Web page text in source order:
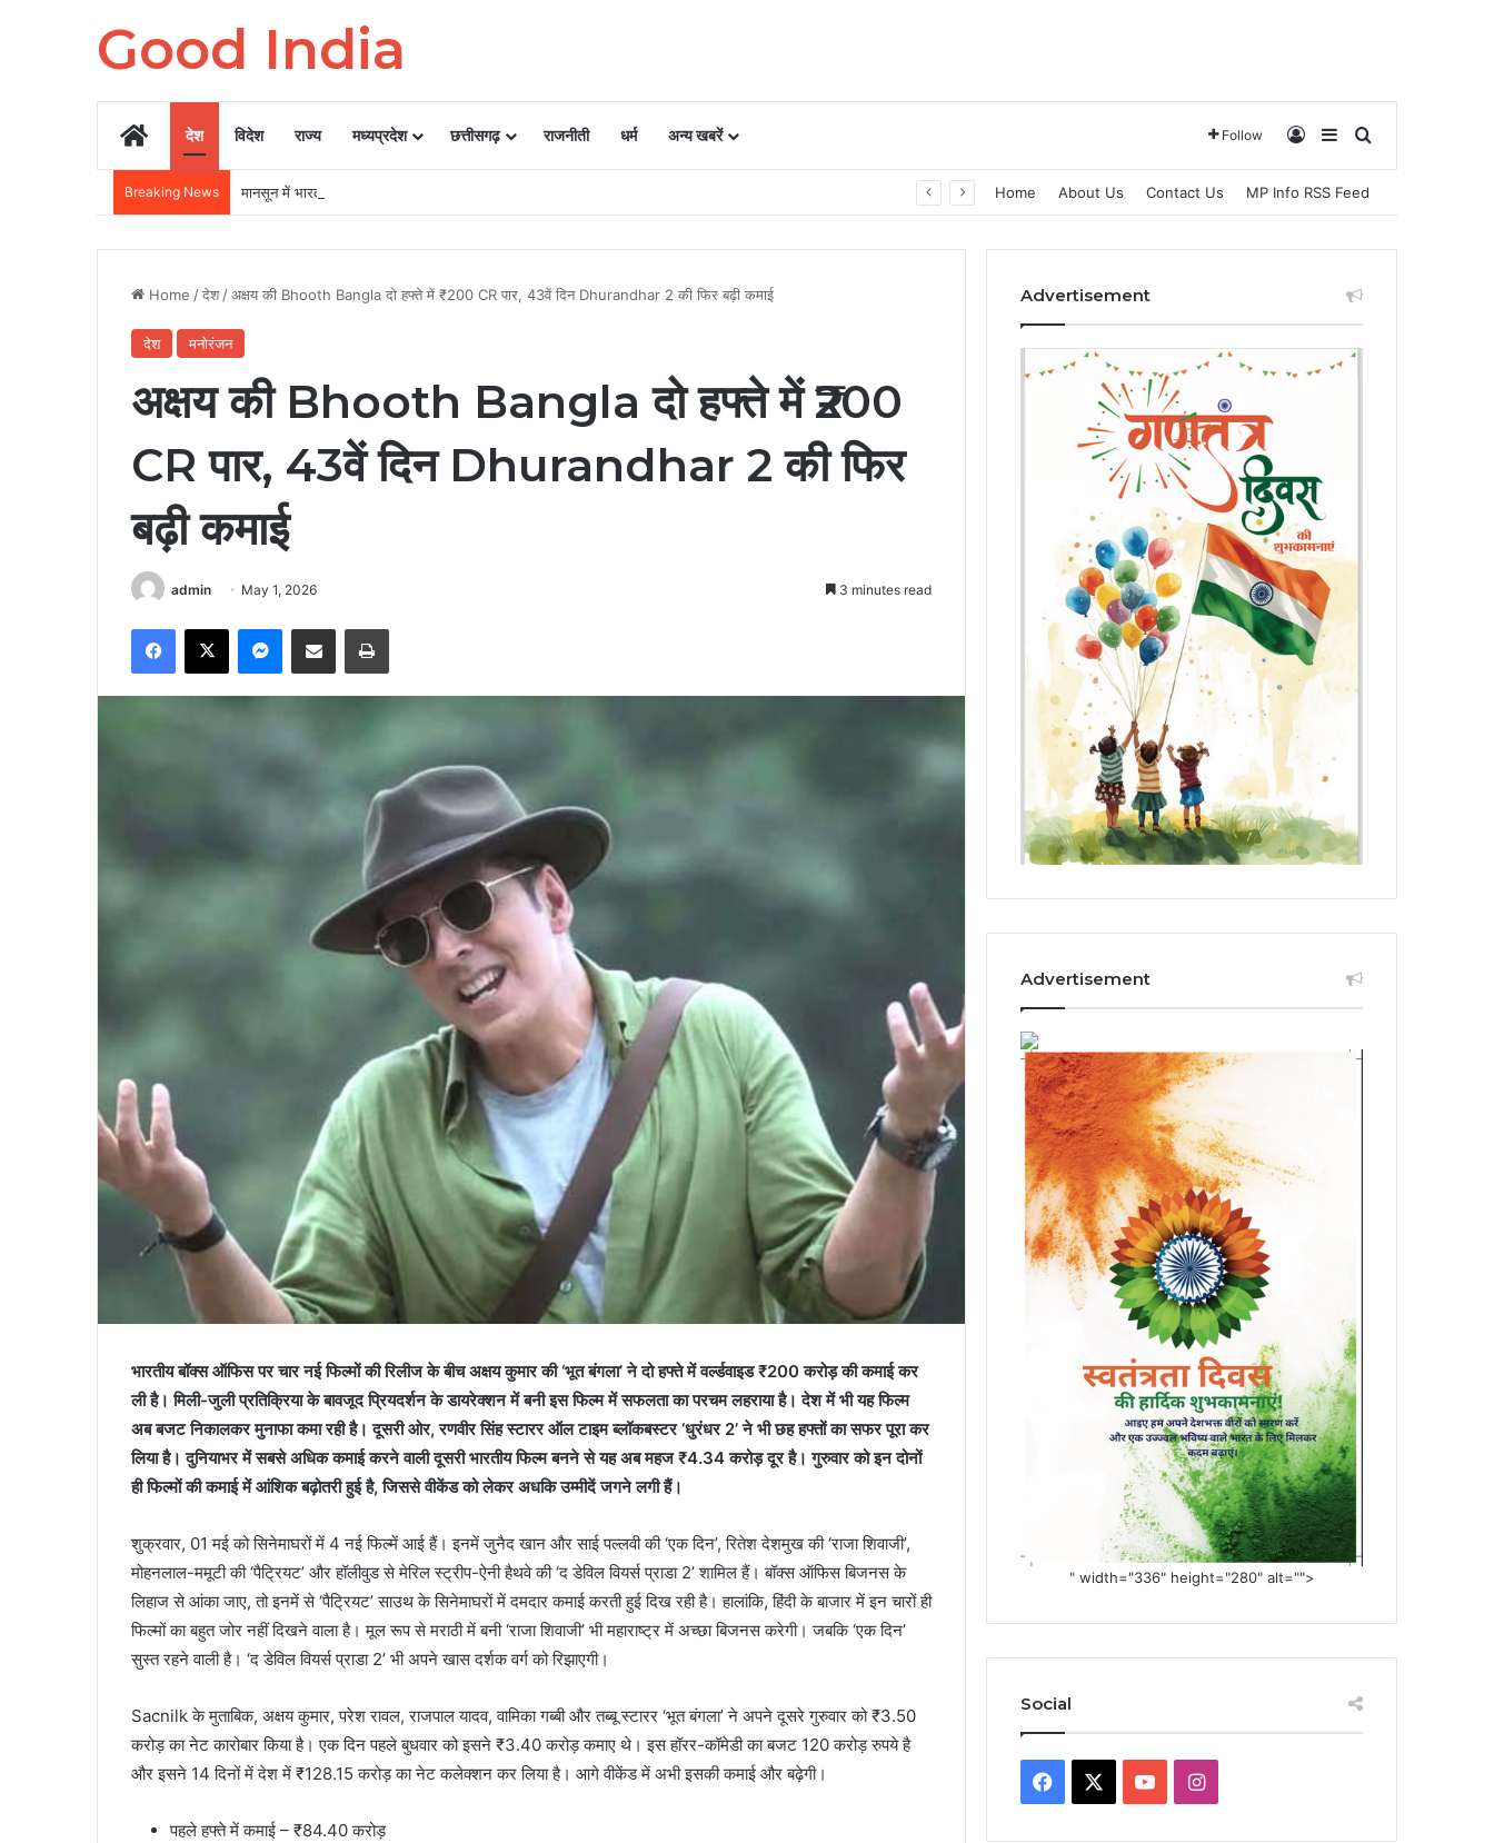
Good India
Homeदेश विदेश राज्य मध्यप्रदेश छत्तीसगढ़ राजनीती धर्म अन्य खबरें Follow Log InSidebarSearch for
Breaking News मानसून में भारत के इन 3 गांवों में घूमने का बना लें प्‍लान, नजारा द‍िखता है एकदम अलग Home About Us Contact Us MP Info RSS Feed
Home /देश /अक्षय की Bhooth Bangla दो हफ्ते में ₹200 CR पार, 43वें दिन Dhurandhar 2 की फिर बढ़ी कमाई
देश मनोरंजन
अक्षय की Bhooth Bangla दो हफ्ते में ₹200
CR पार, 43वें दिन Dhurandhar 2 की फिर
बढ़ी कमाई
admin May 1, 2026 3 minutes read
Facebook
X Messenger
Share via Email Print
भारतीय बॉक्‍स ऑफिस पर चार नई फिल्‍मों की रिलीज के बीच अक्षय कुमार की ‘भूत बंगला’ ने दो हफ्ते में वर्ल्‍डवाइड ₹200 करोड़ की कमाई कर
ली है। मिली-जुली प्रतिक्रिया के बावजूद प्रियदर्शन के डायरेक्‍शन में बनी इस फिल्‍म में सफलता का परचम लहराया है। देश में भी यह फिल्‍म
अब बजट निकालकर मुनाफा कमा रही है। दूसरी ओर, रणवीर सिंह स्‍टारर ऑल टाइम ब्‍लॉकबस्‍टर ‘धुरंधर 2’ ने भी छह हफ्तों का सफर पूरा कर
लिया है। दुनियाभर में सबसे अध‍िक कमाई करने वाली दूसरी भारतीय फिल्‍म बनने से यह अब महज ₹4.34 करोड़ दूर है। गुरुवार को इन दोनों
ही फिल्‍मों की कमाई में आंश‍िक बढ़ोतरी हुई है, जिससे वीकेंड को लेकर अधकि उम्‍मीदें जगने लगी हैं।
शुक्रवार, 01 मई को सिनेमाघरों में 4 नई फिल्‍में आई हैं। इनमें जुनैद खान और साई पल्‍लवी की ‘एक दिन’, रितेश देशमुख की ‘राजा श‍िवाजी’,
मोहनलाल-ममूटी की ‘पैट्र‍ियट’ और हॉलीवुड से मेरिल स्‍ट्रीप-ऐनी हैथवे की ‘द डेविल वियर्स प्राडा 2’ शामिल हैं। बॉक्‍स ऑफिस बिजनस के
लिहाज से आंका जाए, तो इनमें से ‘पैट्र‍ियट’ साउथ के सिनेमाघरों में दमदार कमाई करती हुई दिख रही है। हालांकि, हिंदी के बाजार में इन चारों ही
फिल्‍मों का बहुत जोर नहीं दिखने वाला है। मूल रूप से मराठी में बनी ‘राजा श‍िवाजी’ भी महाराष्‍ट्र में अच्‍छा बिजनस करेगी। जबकि ‘एक दिन’
सुस्‍त रहने वाली है। ‘द डेविल वियर्स प्राडा 2’ भी अपने खास दर्शक वर्ग को रिझाएगी।
Sacnilk के मुताबिक, अक्षय कुमार, परेश रावल, राजपाल यादव, वामिका गब्‍बी और तब्‍बू स्‍टारर ‘भूत बंगला’ ने अपने दूसरे गुरुवार को ₹3.50
करोड़ का नेट कारोबार किया है। एक दिन पहले बुधवार को इसने ₹3.40 करोड़ कमाए थे। इस हॉरर-कॉमेडी का बजट 120 करोड़ रुपये है
और इसने 14 दिनों में देश में ₹128.15 करोड़ का नेट कलेक्‍शन कर लिया है। आगे वीकेंड में अभी इसकी कमाई और बढ़ेगी।
पहले हफ्ते में कमाई – ₹84.40 करोड़
Advertisement
Advertisement
" width="336" height="280" alt="">
Social
Facebook YouTubeInstagram